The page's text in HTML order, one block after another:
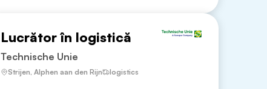
Lucrător în logistică
Technische Unie
Strijen, Alphen aan den Rijn logistics